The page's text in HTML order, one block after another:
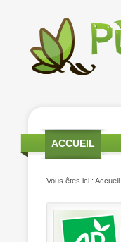
ACCUEIL
Vous êtes ici : Accueil